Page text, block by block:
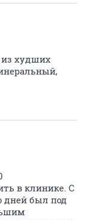
из худших
в клинике. С
дней был под